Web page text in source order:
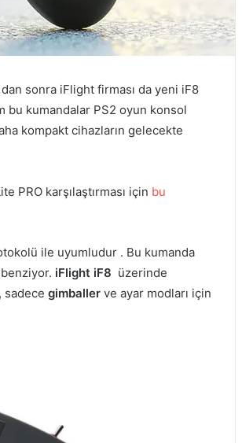
dan sonra iFlight firması da yeni iF8
bu kumandalar PS2 oyun konsol
kompakt cihazların gelecekte
PRO karşılaştırması için bu
ile uyumludur . Bu kumanda
iFlight iF8 üzerinde
sadece gimballer ve ayar modları için